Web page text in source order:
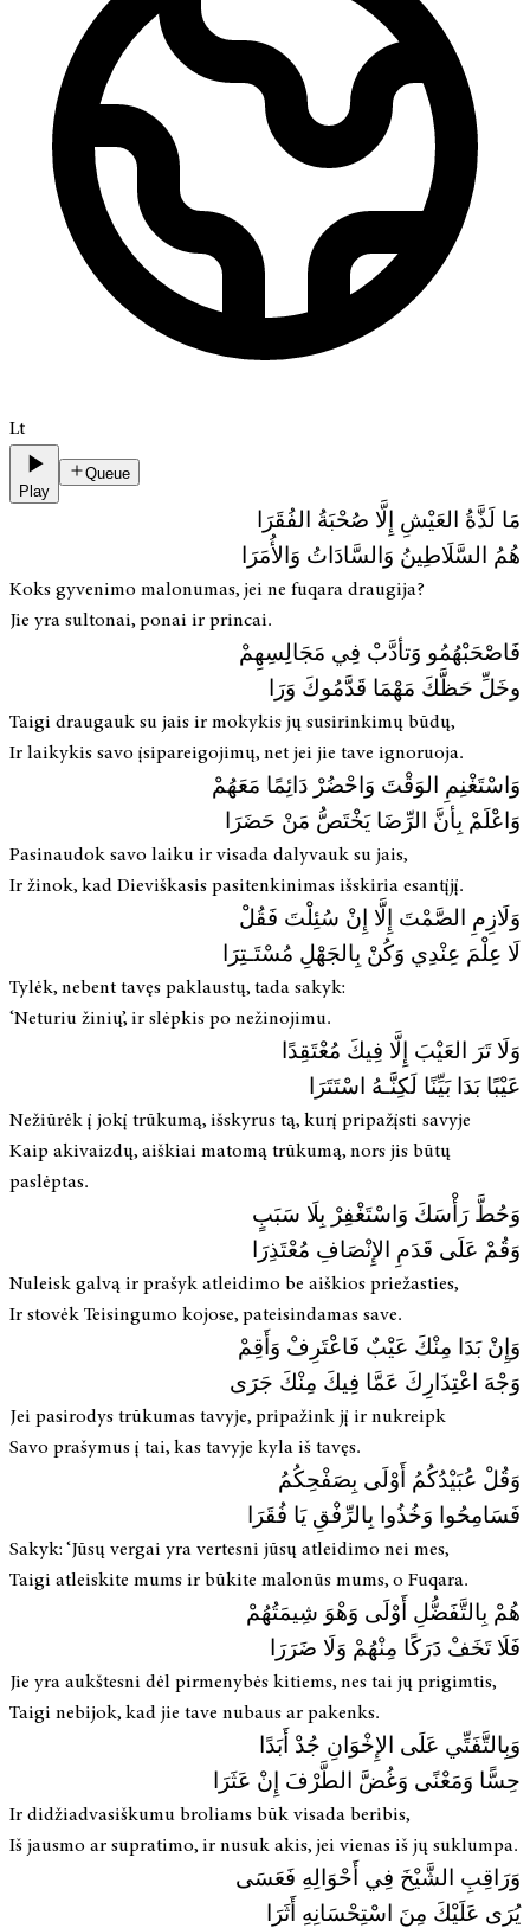
Lt
Play
Queue
مَا لَذَّةُ العَيْشِ إِلَّا صُحْبَةُ الفُقَرَا
هُمُ السَّلَاطِينُ وَالسَّادَاتُ وَالأُمَرَا
Koks gyvenimo malonumas, jei ne fuqara draugija?
Jie yra sultonai, ponai ir princai.
فَاصْحَبْهُمُو وَتأدَّبْ فِي مَجَالِسِهِمْ
وخَلِّ حَظَّكَ مَهْمَا قَدَّمُوكَ وَرَا
Taigi draugauk su jais ir mokykis jų susirinkimų būdų,
Ir laikykis savo įsipareigojimų, net jei jie tave ignoruoja.
وَاسْتَغْنِمِ الوَقْتَ وَاحْضُرْ دَائِمًا مَعَهُمْ
وَاعْلَمْ بِأنَّ الرِّضَا يَخْتَصُّ مَنْ حَضَرَا
Pasinaudok savo laiku ir visada dalyvauk su jais,
Ir žinok, kad Dieviškasis pasitenkinimas išskiria esantįjį.
وَلَازِمِ الصَّمْتَ إِلَّا إِنْ سُئِلْتَ فَقُلْ
لَا عِلْمَ عِنْدِي وَكُنْ بِالجَهْلِ مُسْتَـتِرَا
Tylėk, nebent tavęs paklaustų, tada sakyk:
‘Neturiu žinių’, ir slėpkis po nežinojimu.
وَلَا تَرَ العَيْبَ إِلَّا فِيكَ مُعْتَقِدًا
عَيْبًا بَدَا بَيِّنًا لَكِنَّـهُ اسْتَتَرَا
Nežiūrėk į jokį trūkumą, išskyrus tą, kurį pripažįsti savyje
Kaip akivaizdų, aiškiai matomą trūkumą, nors jis būtų
paslėptas.
وَحُطَّ رَأْسَكَ وَاسْتَغْفِرْ بِلَا سَبَبٍ
وَقُمْ عَلَى قَدَمِ الإِنْصَافِ مُعْتَذِرَا
Nuleisk galvą ir prašyk atleidimo be aiškios priežasties,
Ir stovėk Teisingumo kojose, pateisindamas save.
وَإِنْ بَدَا مِنْكَ عَيْبٌ فَاعْتَرِفْ وَأَقِمْ
وَجْهَ اعْتِذَارِكَ عَمَّا فِيكَ مِنْكَ جَرَى
Jei pasirodys trūkumas tavyje, pripažink jį ir nukreipk
Savo prašymus į tai, kas tavyje kyla iš tavęs.
وَقُلْ عُبَيْدُكُمُ أَوْلَى بِصَفْحِكُمُ
فَسَامِحُوا وَخُذُوا بِالرِّفْقِ يَا فُقَرَا
Sakyk: ‘Jūsų vergai yra vertesni jūsų atleidimo nei mes,
Taigi atleiskite mums ir būkite malonūs mums, o Fuqara.
هُمْ بِالتَّفَضُّلِ أَوْلَى وَهْوَ شِيمَتُهُمْ
فَلَا تَخَفْ دَرَكًا مِنْهُمْ وَلَا ضَرَرَا
Jie yra aukštesni dėl pirmenybės kitiems, nes tai jų prigimtis,
Taigi nebijok, kad jie tave nubaus ar pakenks.
وَبِالتَّفَتِّي عَلَى الإِخْوَانِ جُدْ أَبَدًا
حِسًّا وَمَعْنًى وَغُضَّ الطَّرْفَ إِنْ عَثَرَا
Ir didžiadvasiškumu broliams būk visada beribis,
Iš jausmo ar supratimo, ir nusuk akis, jei vienas iš jų suklumpa.
وَرَاقِبِ الشَّيْخَ فِي أَحْوَالِهِ فَعَسَى
يُرَى عَلَيْكَ مِنَ اسْتِحْسَانِهِ أَثَرَا